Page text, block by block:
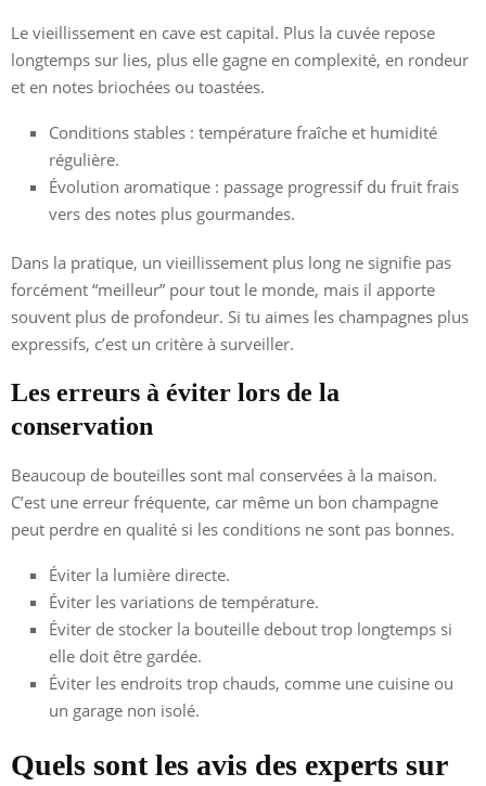
Le vieillissement en cave est capital. Plus la cuvée repose
longtemps sur lies, plus elle gagne en complexité, en rondeur
et en notes briochées ou toastées.
Conditions stables : température fraîche et humidité
régulière.
Évolution aromatique : passage progressif du fruit frais
vers des notes plus gourmandes.
Dans la pratique, un vieillissement plus long ne signifie pas
forcément “meilleur” pour tout le monde, mais il apporte
souvent plus de profondeur. Si tu aimes les champagnes plus
expressifs, c’est un critère à surveiller.
Les erreurs à éviter lors de la
conservation
Beaucoup de bouteilles sont mal conservées à la maison.
C’est une erreur fréquente, car même un bon champagne
peut perdre en qualité si les conditions ne sont pas bonnes.
Éviter la lumière directe.
Éviter les variations de température.
Éviter de stocker la bouteille debout trop longtemps si
elle doit être gardée.
Éviter les endroits trop chauds, comme une cuisine ou
un garage non isolé.
Quels sont les avis des experts sur